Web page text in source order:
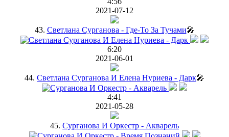
2021-07-12
43. Светлана Сурганова - Где-То За Тучами🎤
6:20
2021-06-01
44. Светлана Сурганова И Елена Нуриева - Дарк🎤
4:41
2021-05-28
45. Сурганова И Оркестр - Акварель